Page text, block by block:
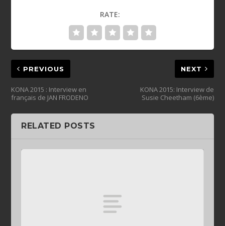
RATE:
PREVIOUS
KONA 2015 : Interview en
français de JAN FRODENO
NEXT
KONA 2015: Interview de
Susie Cheetham (6ème)
RELATED POSTS